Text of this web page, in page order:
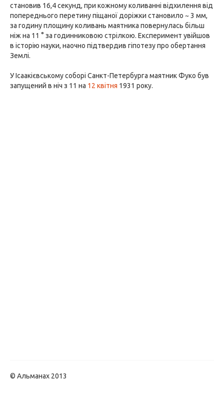
становив 16,4 секунд, при кожному коливанні відхилення від
попереднього перетину піщаної доріжки становило ~ 3 мм,
за годину площину коливань маятника повернулась більш
ніж на 11 ° за годинниковою стрілкою. Експеримент увійшов
в історію науки, наочно підтвердив гіпотезу про обертання
Землі.
У Ісаакієвському соборі Санкт-Петербурга маятник Фуко був
запущений в ніч з 11 на 12 квітня 1931 року.
© Альманах 2013